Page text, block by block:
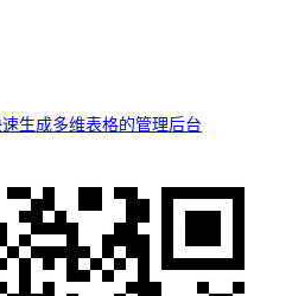
生成多维表格的管理后台